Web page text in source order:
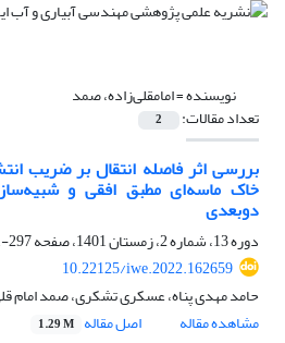
نویسنده =امامقلی‌زاده، صمد
تعداد مقالات: 2
بررسی اثر فاصله انتقال بر ضریب
خاک ماسه‌ای مطبق‌ افقی و
دوبعدی
دوره 13، شماره 2، زمستان 1401، صفحه
297-311
10.22125/iwe.2022.162659
حامد مهدی پناه، عسکری تشکری، صمد امام
مشاهده مقاله
اصل مقاله 1.29 M